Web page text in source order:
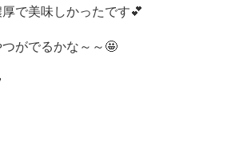
で美味しかったです💕
がでるかな～～🤩